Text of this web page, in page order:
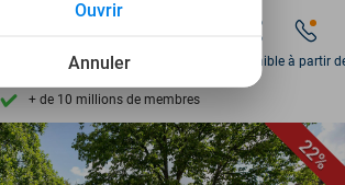
Disponible 7 jours par semaine
+ de 10 millions de membres
9,4 basé sur205 983 avis
Découvrez + de 15.000 deals
Disponible 7 jours par semaine
Disponible à partir
22%
Annuler
Ouvrir